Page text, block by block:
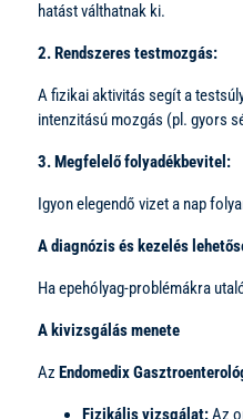
hatást válthatnak ki.
2. Rendszeres testmozgás:
A fizikai aktivitás segít a
intenzitású mozgás (pl. gyors
3. Megfelelő folyadékbevitel:
Igyon elegendő vizet a nap
A diagnózis és kezelés
Ha epehólyag-problémákra
A kivizsgálás menete
Az Endomedix
Fizikális vizsgálat:Az